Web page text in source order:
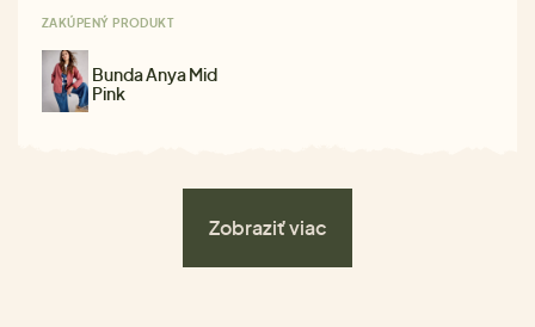
ZAKÚPENÝ PRODUKT
Bunda Anya Mid
Pink
Zobraziť viac